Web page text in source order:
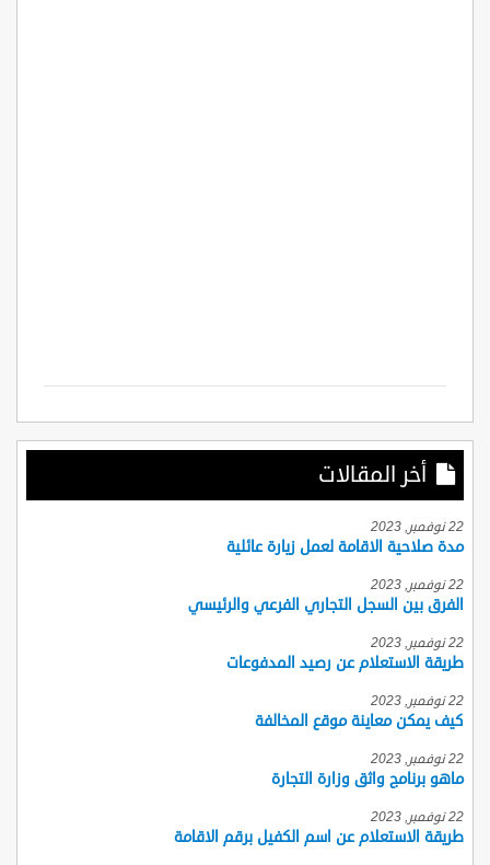
أخر المقالات
22 نوفمبر, 2023
مدة صلاحية الاقامة لعمل زيارة عائلية
22 نوفمبر, 2023
الفرق بين السجل التجاري الفرعي والرئيسي
22 نوفمبر, 2023
طريقة الاستعلام عن رصيد المدفوعات
22 نوفمبر, 2023
كيف يمكن معاينة موقع المخالفة
22 نوفمبر, 2023
ماهو برنامج واثق وزارة التجارة
22 نوفمبر, 2023
طريقة الاستعلام عن اسم الكفيل برقم الاقامة